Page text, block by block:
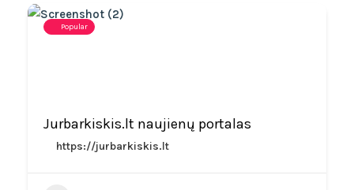
Popular
Jurbarkiskis.lt naujienų portalas
https://jurbarkiskis.lt